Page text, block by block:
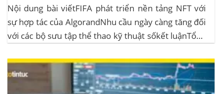
Nội dung bài viếtFIFA phát triển nền tảng NFT với
sự hợp tác của AlgorandNhu cầu ngày càng tăng đối
với các bộ sưu tập thể thao kỹ thuật sốkết luậnTổng
xanh lần thứ tuần liên tiếp nhưng volume giảm...